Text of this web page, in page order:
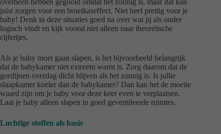
overheen hebben gegooid omdat het zonnig is, maar dat kan
juist zorgen voor een broeikaseffect. Niet heel prettig voor je
baby! Denk in deze situaties goed na over wat jij als ouder
logisch vindt en kijk vooral niet alleen naar theoretische
cijfertjes.
Als je baby moet gaan slapen, is het bijvoorbeeld belangrijk
dat de babykamer niet extreem warm is. Zorg daarom dat de
gordijnen overdag dicht blijven als het zonnig is. Is jullie
slaapkamer koeler dan de babykamer? Dan kan het de moeite
waard zijn om je baby voor deze keer even te verplaatsen.
Laat je baby alleen slapen in goed geventileerde ruimtes.
Luchtige stoffen als basis